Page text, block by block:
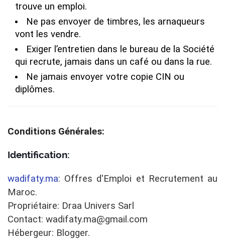
trouve un emploi.
Ne pas envoyer de timbres, les arnaqueurs
vont les vendre.
Exiger l’entretien dans le bureau de la Société
qui recrute, jamais dans un café ou dans la rue.
Ne jamais envoyer votre copie CIN ou
diplômes.
Conditions Générales:
Identification:
wadifaty.ma: Offres d'Emploi et Recrutement au
Maroc.
Propriétaire: Draa Univers Sarl
Contact: wadifaty.ma@gmail.com
Hébergeur: Blogger.